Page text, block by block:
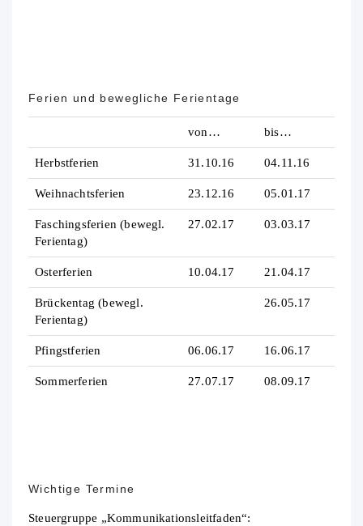
Ferien und bewegliche Ferientage
von… bis…
Herbstferien 31.10.16 04.11.16
Weihnachtsferien 23.12.16 05.01.17
Faschingsferien (bewegl.
Ferientag)
27.02.17 03.03.17
Osterferien 10.04.17 21.04.17
Brückentag (bewegl.
Ferientag)
26.05.17
Pfingstferien 06.06.17 16.06.17
Sommerferien 27.07.17 08.09.17
Wichtige Termine
Steuergruppe „Kommunikationsleitfaden“: